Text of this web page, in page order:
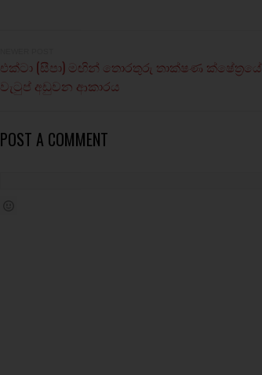
එක්ටා (සීපා) මඟින් තොරතුරු තාක්ෂණ ක්ෂේත්‍රයේ
වැටුප් අඩුවන ආකාරය
POST A COMMENT